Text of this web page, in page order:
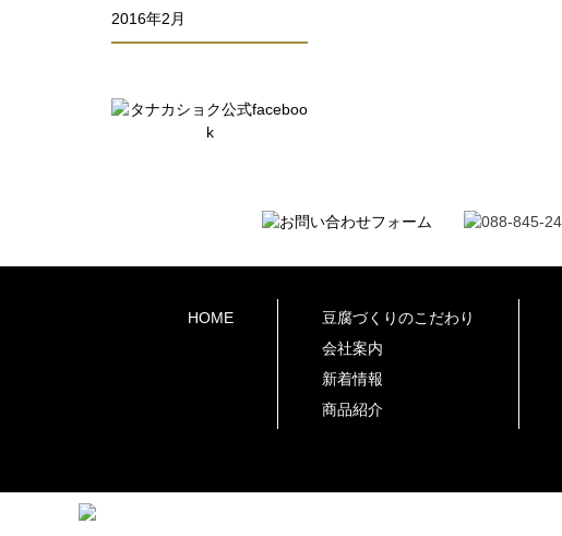
2016年2月
HOME
豆腐づくりのこだわり
会社案内
新着情報
商品紹介